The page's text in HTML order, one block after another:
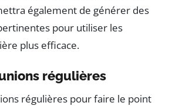
également de générer des
pour utiliser les
plus efficace.
régulières
régulières pour faire le point